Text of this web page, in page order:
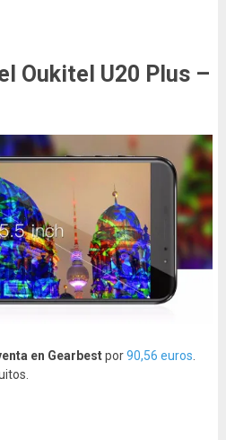
Oukitel U20 Plus –
en Gearbestpor90,56 euros